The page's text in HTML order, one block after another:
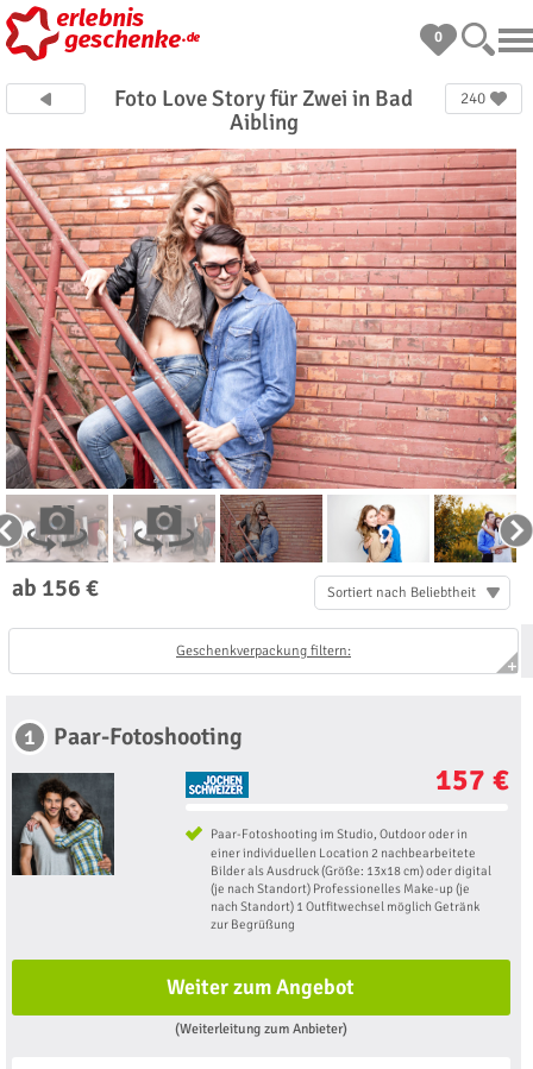
0
Foto Love Story für Zwei in Bad
Aibling
240
ab 156 € Sortiert nach Beliebtheit
Geschenkverpackung filtern:
1 Paar-Fotoshooting
157 €
Paar-Fotoshooting im Studio, Outdoor oder in
einer individuellen Location 2 nachbearbeitete
Bilder als Ausdruck (Größe: 13x18 cm) oder digital
(je nach Standort) Professionelles Make-up (je
nach Standort) 1 Outfitwechsel möglich Getränk
zur Begrüßung
Weiter zum Angebot
(Weiterleitung zum Anbieter)